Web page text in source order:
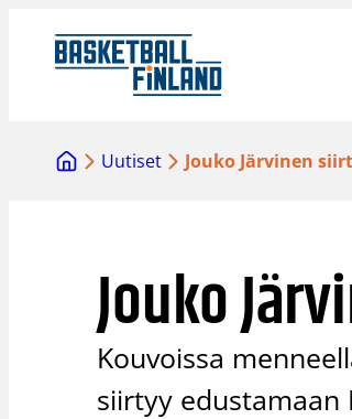
sisältöön
Uutiset Jouko Järvinen
Jouko
Kouvoissa
siirtyy edustamaan